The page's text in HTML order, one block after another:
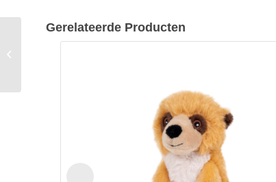
Gerelateerde Producten